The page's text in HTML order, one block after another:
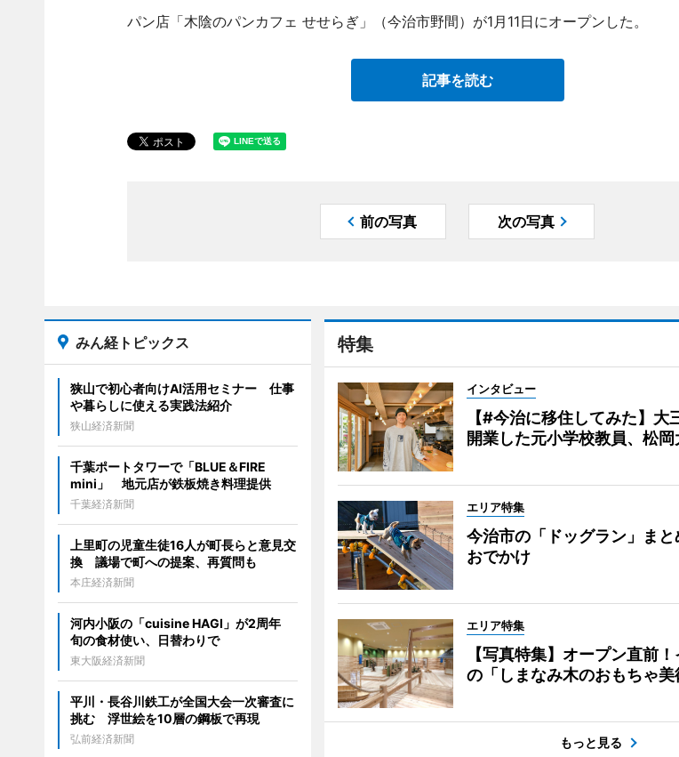
パン店「木陰のパンカフェ せせらぎ」（今治市野間）が1月11日にオープンした。
記事を読む
前の写真 次の写真
特集
インタビュー
【#今治に移住してみた】
開業した元小学校教員、松岡
エリア特集
今治市の「ドッグラン」ま
おでかけ
エリア特集
【写真特集】オープン直前
の「しまなみ木のおもちゃ美
もっと見る
みん経トピックス
狭山で初心者向けAI活用セミナー 仕事
や暮らしに使える実践法紹介
狭山経済新聞
千葉ポートタワーで「BLUE＆FIRE
mini」 地元店が鉄板焼き料理提供
千葉経済新聞
上里町の児童生徒16人が町長らと意見交
換 議場で町への提案、再質問も
本庄経済新聞
河内小阪の「cuisine HAGI」が2周年
旬の食材使い、日替わりで
東大阪経済新聞
平川・長谷川鉄工が全国大会一次審査に
挑む 浮世絵を10層の鋼板で再現
弘前経済新聞